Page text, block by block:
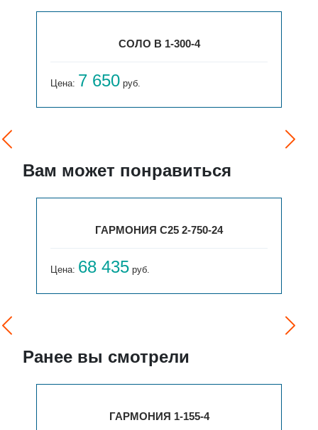
СОЛО В 1-300-4
Цена: 7 650 руб.
Вам может понравиться
ГАРМОНИЯ С25 2-750-24
Цена: 68 435 руб.
Ранее вы смотрели
ГАРМОНИЯ 1-155-4